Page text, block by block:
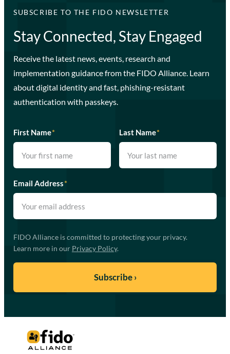
SUBSCRIBE TO THE FIDO NEWSLETTER
Stay Connected, Stay Engaged
Receive the latest news, events, research and
implementation guidance from the FIDO Alliance. Learn
about digital identity and fast, phishing-resistant
authentication with passkeys.
First Name* Last Name*
Email Address*
FIDO Alliance is committed to protecting your privacy.
Learn more in our Privacy Policy.